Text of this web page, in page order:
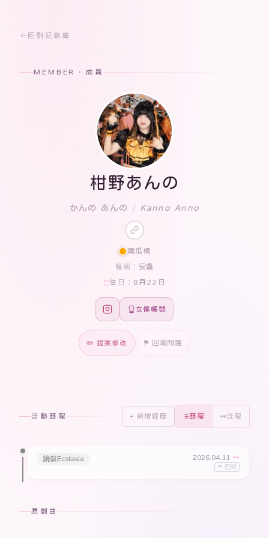
回到記錄庫
MEMBER · 成員
柑野あんの
かんの あんの / Kanno Anno
南瓜橘
暱稱： 安醬
生日： 8月22日
女僕帳號
✏️ 提案修改 ⚑ 回報問題
活動歷程 + 新增經歷 歷程 流程
鏡裂Ecstasia 2026.04.11 〜
⚑ 回報
原創曲